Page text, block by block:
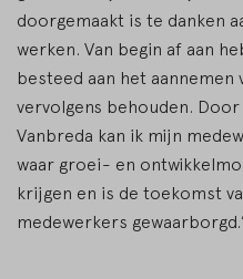
doorgemaakt is te danken
werken. Van begin af aan
besteed aan het aannemen
vervolgens behouden.
Vanbreda kan ik mijn
waar groei- en
krijgen en is de toekomst
medewerkers